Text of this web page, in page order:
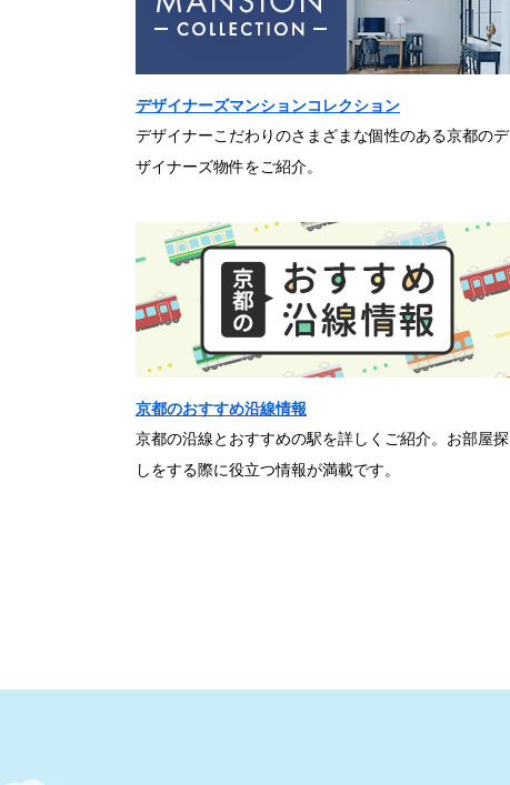
デザイナーズマンションコレクション
デザイナーこだわりのさまざまな個性のある京都のデ
ザイナーズ物件をご紹介。
京都のおすすめ沿線情報
京都の沿線とおすすめの駅を詳しくご紹介。お部屋探
しをする際に役立つ情報が満載です。